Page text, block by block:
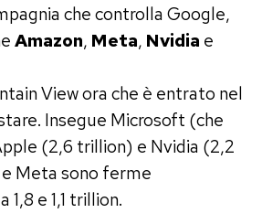
che controlla Google,
Amazon, Meta, Nvidia e
View ora che è entrato nel
Insegue Microsoft (che
(2,6 trillion) e Nvidia (2,2
Meta sono ferme
e 1,1 trillion.